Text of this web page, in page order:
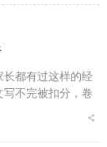
长都有过这样的经
不完被扣分，卷
67%的小学生存